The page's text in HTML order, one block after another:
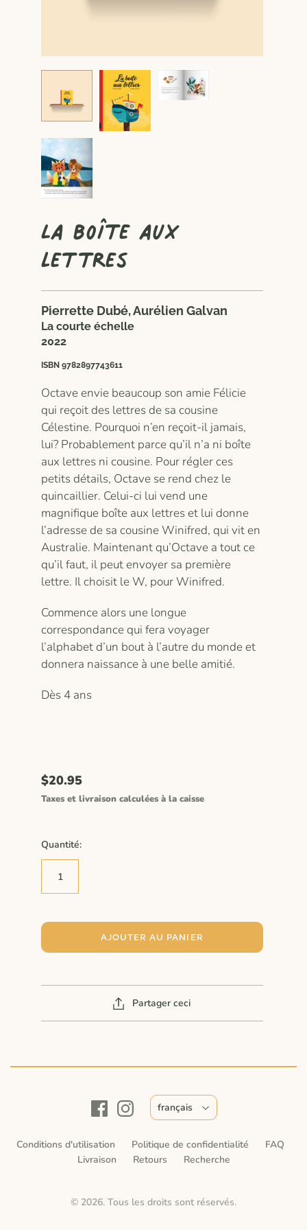
La boîte aux
lettres
Pierrette Dubé, Aurélien Galvan
La courte échelle
2022
ISBN 9782897743611
Octave envie beaucoup son amie Félicie
qui reçoit des lettres de sa cousine
Célestine. Pourquoi n’en reçoit-il jamais,
lui? Probablement parce qu’il n’a ni boîte
aux lettres ni cousine. Pour régler ces
petits détails, Octave se rend chez le
quincaillier. Celui-ci lui vend une
magnifique boîte aux lettres et lui donne
l’adresse de sa cousine Winifred, qui vit en
Australie. Maintenant qu’Octave a tout ce
qu’il faut, il peut envoyer sa première
lettre. Il choisit le W, pour Winifred.
Commence alors une longue
correspondance qui fera voyager
l’alphabet d’un bout à l’autre du monde et
donnera naissance à une belle amitié.
Dès 4 ans
$20.95
Taxes et livraison calculées à la caisse
Quantité:
AJOUTER AU PANIER
Partager ceci
Conditions d'utilisation Politique de confidentialité
FAQ
Livraison
Retours Recherche
© 2026. Tous les droits sont réservés.
français